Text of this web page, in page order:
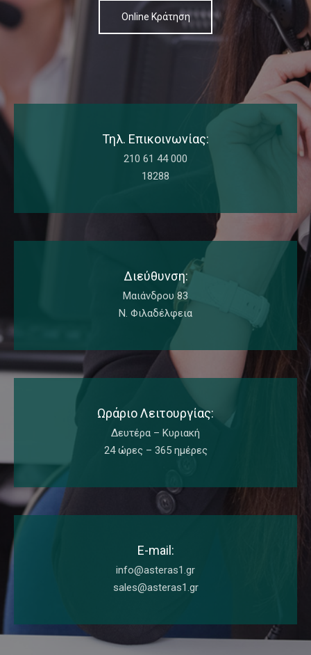
Online Κράτηση
Τηλ. Επικοινωνίας:
210 61 44 000
18288
Διεύθυνση:
Μαιάνδρου 83
Ν. Φιλαδέλφεια
Ωράριο Λειτουργίας:
Δευτέρα – Κυριακή
24 ώρες – 365 ημέρες
E-mail:
info@asteras1.gr
sales@asteras1.gr